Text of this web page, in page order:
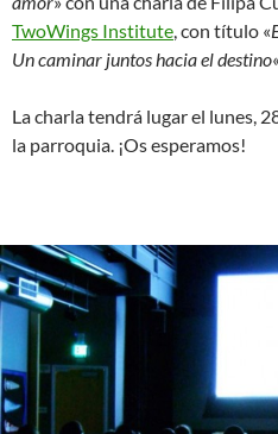
TwoWings Institute , con título «
Un caminar juntos hacia el destino«.
La charla tendrá lugar el lunes,
la parroquia. ¡Os esperamos!